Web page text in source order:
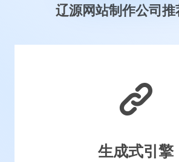
辽源网站制作公司
生成式引擎